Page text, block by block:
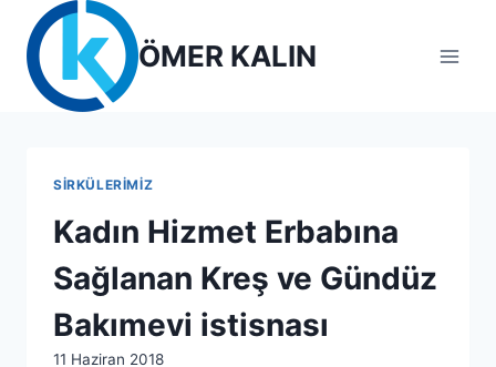
content
ÖMER KALIN
SIRKÜLERIMIZ
Kadın Hizmet Erbabına
Sağlanan Kreş ve Gündüz
Bakımevi istisnası
By
11 Haziran 2018